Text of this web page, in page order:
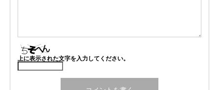
上に表示された文字を入力してください。